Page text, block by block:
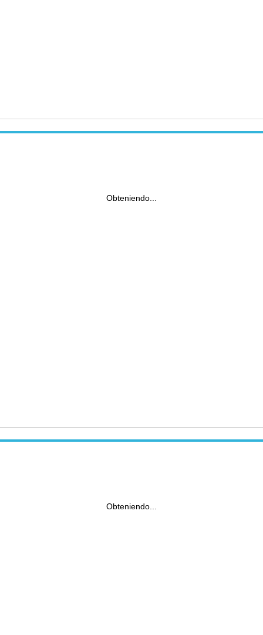
Obteniendo...
Obteniendo...